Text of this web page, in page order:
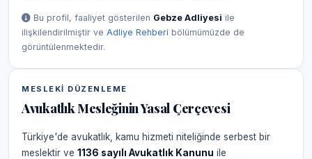
Bu profil, faaliyet gösterilen Gebze Adliyesi ile
ilişkilendirilmiştir ve Adliye Rehberi bölümümüzde de
görüntülenmektedir.
MESLEKI DÜZENLEME
Avukatlık Mesleğinin Yasal Çerçevesi
Türkiye'de avukatlık, kamu hizmeti niteliğinde serbest bir
meslektir ve 1136 sayılı Avukatlık Kanunu ile